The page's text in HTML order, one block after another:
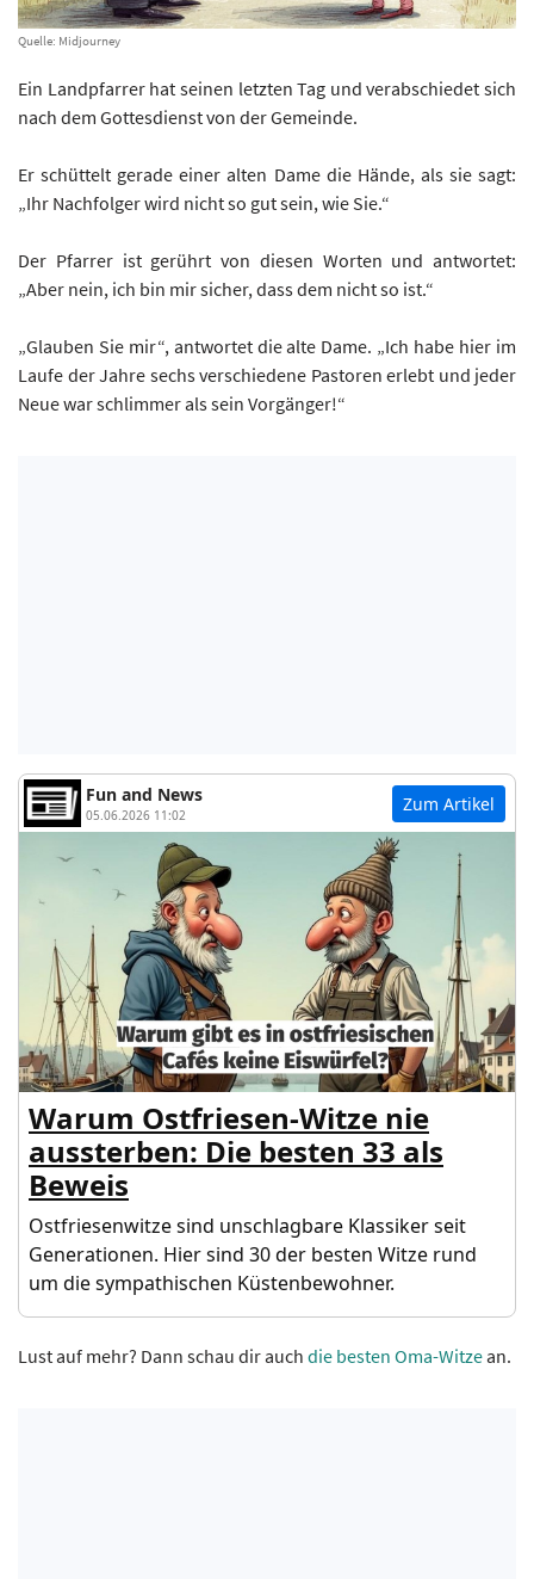
Quelle: Midjourney
Ein Landpfarrer hat seinen letzten Tag und verabschiedet sich
nach dem Gottesdienst von der Gemeinde.
Er schüttelt gerade einer alten Dame die Hände, als sie sagt:
„Ihr Nachfolger wird nicht so gut sein, wie Sie.“
Der Pfarrer ist gerührt von diesen Worten und antwortet:
„Aber nein, ich bin mir sicher, dass dem nicht so ist.“
„Glauben Sie mir“, antwortet die alte Dame. „Ich habe hier im
Laufe der Jahre sechs verschiedene Pastoren erlebt und jeder
Neue war schlimmer als sein Vorgänger!“
Fun and News
05.06.2026 11:02
Zum Artikel
Warum Ostfriesen-Witze nie
aussterben: Die besten 33 als
Beweis
Ostfriesenwitze sind unschlagbare Klassiker seit
Generationen. Hier sind 30 der besten Witze rund
um die sympathischen Küstenbewohner.
Lust auf mehr? Dann schau dir auch die besten Oma-Witzean.